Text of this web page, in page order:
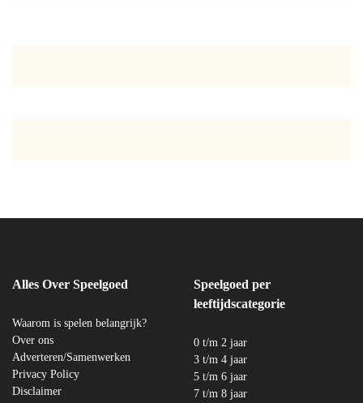
Alles Over Speelgoed
Waarom is spelen belangrijk?
Over ons
Adverteren/Samenwerken
Privacy Policy
Disclaimer
Speelgoed per
leeftijdscategorie
0 t/m 2 jaar
3 t/m 4 jaar
5 t/m 6 jaar
7 t/m 8 jaar